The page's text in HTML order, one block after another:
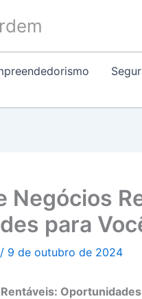
Negócios
para
/ 9 de outubro de 2024